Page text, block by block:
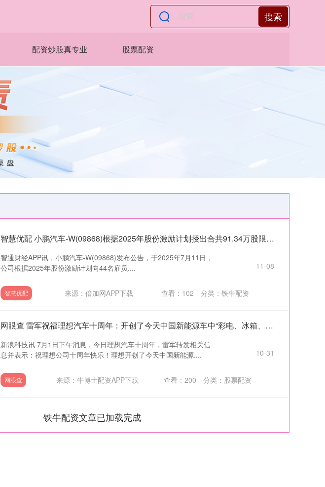
搜索
配资炒股真专业 股票配资
智慧优配 小鹏汽车-W(09868)根据2025年股份激励计划授出合共91.34万股限制性股份单位
智通财经APP讯，小鹏汽车-W(09868)发布公告，于2025年7月11日，
公司根据2025年股份激励计划向44名雇员....
11-08
智慧优配 来源：倍加网APP下载 查看： 102 分类： 铁牛配资
网眼查 雷军祝福理想汽车十周年：开创了今天中国新能源车中“彩电、冰箱、大沙发”产品形态
新浪科技讯 7月1日下午消息，今日理想汽车十周年，雷军转发相关信
息并表示：祝理想公司十周年快乐！理想开创了今天中国新能源....
10-31
网眼查 来源：牛博士配资APP下载 查看： 200 分类： 股票配资
铁牛配资文章已加载完成